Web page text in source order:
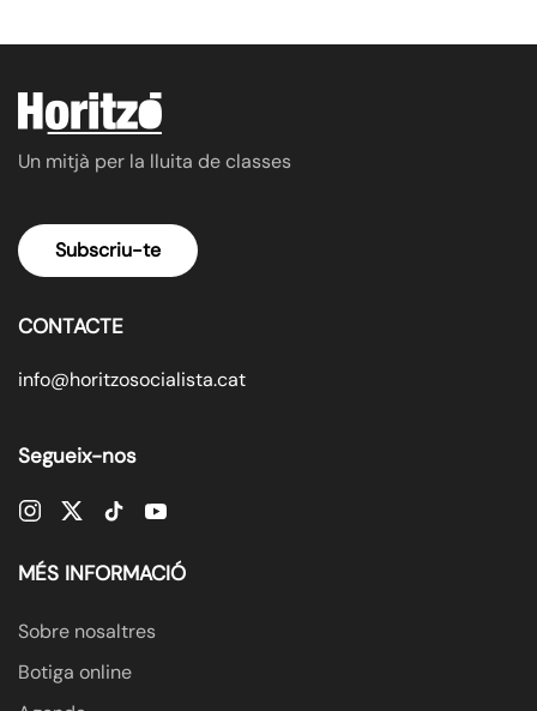
Un mitjà per la lluita de classes
Subscriu-te
CONTACTE
info@horitzosocialista.cat
Segueix-nos
MÉS INFORMACIÓ
Sobre nosaltres
Botiga online